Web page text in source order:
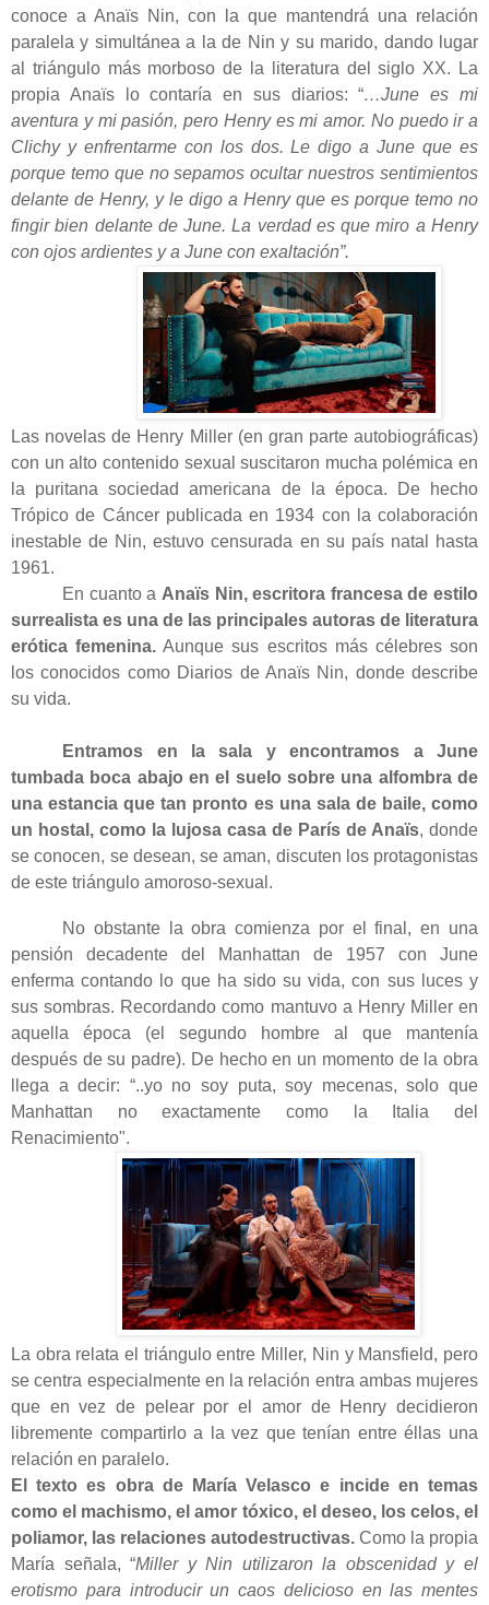
conoce a Anaïs Nin, con la que mantendrá una relación
paralela y simultánea a la de Nin y su marido, dando lugar
al triángulo más morboso de la literatura del siglo XX. La
propia Anaïs lo contaría en sus diarios: “…June es mi
aventura y mi pasión, pero Henry es mi amor. No puedo ir a
Clichy y enfrentarme con los dos. Le digo a June que es
porque temo que no sepamos ocultar nuestros sentimientos
delante de Henry, y le digo a Henry que es porque temo no
fingir bien delante de June. La verdad es que miro a Henry
con ojos ardientes y a June con exaltación”.
Las novelas de Henry Miller (en gran parte autobiográficas)
con un alto contenido sexual suscitaron mucha polémica en
la puritana sociedad americana de la época. De hecho
Trópico de Cáncer publicada en 1934 con la colaboración
inestable de Nin, estuvo censurada en su país natal hasta
1961.
En cuanto a Anaïs Nin, escritora francesa de estilo
surrealista es una de las principales autoras de literatura
erótica femenina. Aunque sus escritos más célebres son
los conocidos como Diarios de Anaïs Nin, donde describe
su vida.
Entramos en la sala y encontramos a June
tumbada boca abajo en el suelo sobre una alfombra de
una estancia que tan pronto es una sala de baile, como
un hostal, como la lujosa casa de París de Anaïs, donde
se conocen, se desean, se aman, discuten los protagonistas
de este triángulo amoroso-sexual.
No obstante la obra comienza por el final, en una
pensión decadente del Manhattan de 1957 con June
enferma contando lo que ha sido su vida, con sus luces y
sus sombras. Recordando como mantuvo a Henry Miller en
aquella época (el segundo hombre al que mantenía
después de su padre). De hecho en un momento de la obra
llega a decir: “..yo no soy puta, soy mecenas, solo que
Manhattan no exactamente como la Italia del
Renacimiento".
La obra relata el triángulo entre Miller, Nin y Mansfield, pero
se centra especialmente en la relación entra ambas mujeres
que en vez de pelear por el amor de Henry decidieron
libremente compartirlo a la vez que tenían entre éllas una
relación en paralelo.
El texto es obra de María Velasco e incide en temas
como el machismo, el amor tóxico, el deseo, los celos, el
poliamor, las relaciones autodestructivas. Como la propia
María señala, “Miller y Nin utilizaron la obscenidad y el
erotismo para introducir un caos delicioso en las mentes